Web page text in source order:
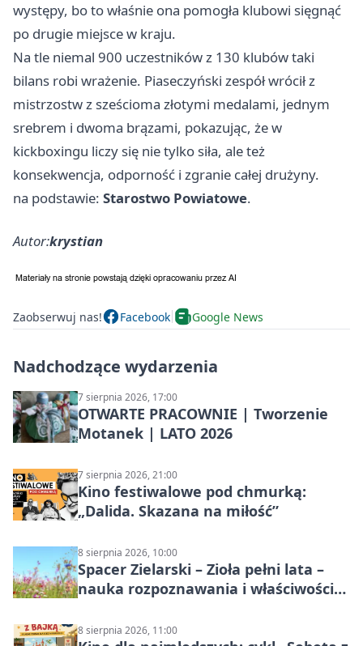
występy, bo to właśnie ona pomogła klubowi sięgnąć
po drugie miejsce w kraju.
Na tle niemal 900 uczestników z 130 klubów taki
bilans robi wrażenie. Piaseczyński zespół wrócił z
mistrzostw z sześcioma złotymi medalami, jednym
srebrem i dwoma brązami, pokazując, że w
kickboxingu liczy się nie tylko siła, ale też
konsekwencja, odporność i zgranie całej drużyny.
na podstawie: Starostwo Powiatowe.
Autor:krystian
Zaobserwuj nas! Facebook Google News
Nadchodzące wydarzenia
7 sierpnia 2026, 17:00
OTWARTE PRACOWNIE | Tworzenie
Motanek | LATO 2026
7 sierpnia 2026, 21:00
Kino festiwalowe pod chmurką:
„Dalida. Skazana na miłość”
8 sierpnia 2026, 10:00
Spacer Zielarski – Zioła pełni lata –
nauka rozpoznawania i właściwości
8 sierpnia 2026, 11:00